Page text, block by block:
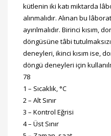
kütlenin iki katı miktarda
alınmalıdır. Alınan bu
ayırılmalıdır. Birinci kısım,
döngüsüne tâbi
deneyleri, ikinci kısım ise,
döngü deneyleri için
78
1 – Sıcaklık, °C
2 – Alt Sınır
3 – Kontrol Eğrisi
4 – Üst Sınır